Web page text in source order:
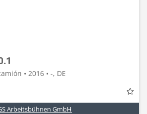
• 2016 • -, DE
Arbeitsbühnen GmbH